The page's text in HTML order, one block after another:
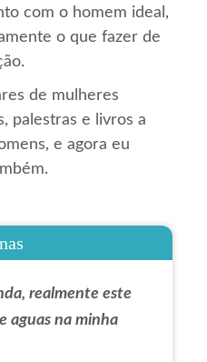
com o homem ideal,
o que fazer de
de mulheres
palestras e livros a
e agora eu
realmente este
aguas na minha